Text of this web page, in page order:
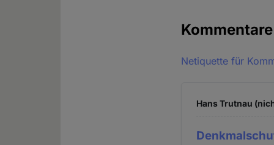
Kommentare
Netiquette für
Hans Trutnau